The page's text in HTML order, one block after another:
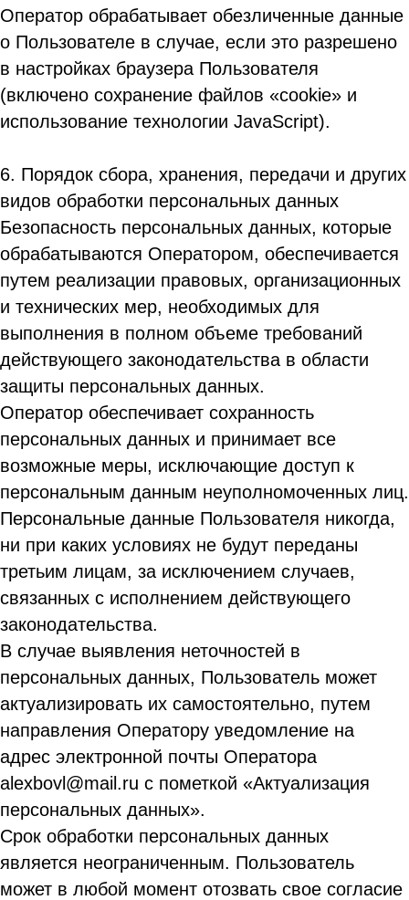
Оператор обрабатывает обезличенные данные
о Пользователе в случае, если это разрешено
в настройках браузера Пользователя
(включено сохранение файлов «cookie» и
использование технологии JavaScript).
6. Порядок сбора, хранения, передачи и других
видов обработки персональных данных
Безопасность персональных данных, которые
обрабатываются Оператором, обеспечивается
путем реализации правовых, организационных
и технических мер, необходимых для
выполнения в полном объеме требований
действующего законодательства в области
защиты персональных данных.
Оператор обеспечивает сохранность
персональных данных и принимает все
возможные меры, исключающие доступ к
персональным данным неуполномоченных лиц.
Персональные данные Пользователя никогда,
ни при каких условиях не будут переданы
третьим лицам, за исключением случаев,
связанных с исполнением действующего
законодательства.
В случае выявления неточностей в
персональных данных, Пользователь может
актуализировать их самостоятельно, путем
направления Оператору уведомление на
адрес электронной почты Оператора
alexbovl@mail.ru с пометкой «Актуализация
персональных данных».
Срок обработки персональных данных
является неограниченным. Пользователь
может в любой момент отозвать свое согласие